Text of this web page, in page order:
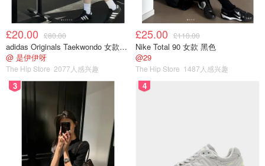
£20.00 £80.00
adidas Originals Taekwondo 女款黑色运动鞋
@ 是伊伊呀
The Hip Store 2077人感兴趣
£25.00 £110.00
Nike Total 90 女款 黑色
@29
The Hip Store 1487人感兴趣
3 4